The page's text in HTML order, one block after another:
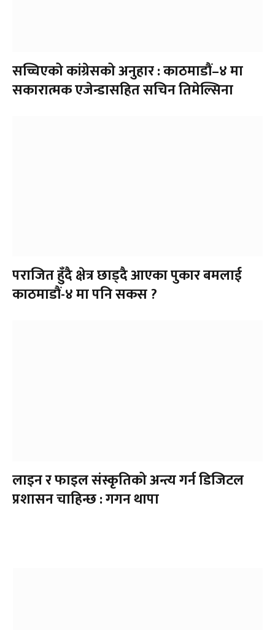
सच्चिएको कांग्रेसको अनुहार : काठमाडौं–४ मा
सकारात्मक एजेन्डासहित सचिन तिमेल्सिना
पराजित हुँदै क्षेत्र छाड्दै आएका पुकार बमलाई
काठमाडौं-४ मा पनि सकस ?
लाइन र फाइल संस्कृतिको अन्त्य गर्न डिजिटल
प्रशासन चाहिन्छ : गगन थापा